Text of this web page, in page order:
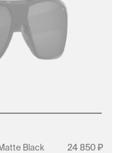
Black
24 850